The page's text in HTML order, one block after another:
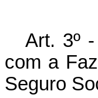
Art. 3º
com a
Seguro